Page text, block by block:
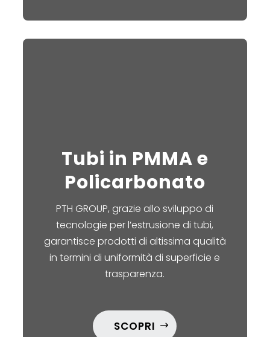
Tubi in PMMA e
Policarbonato
PTH GROUP, grazie allo sviluppo di
tecnologie per l’estrusione di tubi,
garantisce prodotti di altissima qualità
in termini di uniformità di superficie e
trasparenza.
SCOPRI